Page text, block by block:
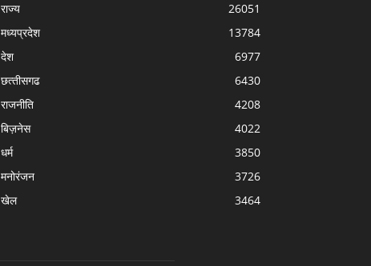
राज्‍य
26051
मध्यप्रदेश
13784
देश
6977
छत्‍तीसगढ
6430
राजनीति
4208
बिज़नेस
4022
धर्म
3850
मनोरंजन
3726
खेल
3464